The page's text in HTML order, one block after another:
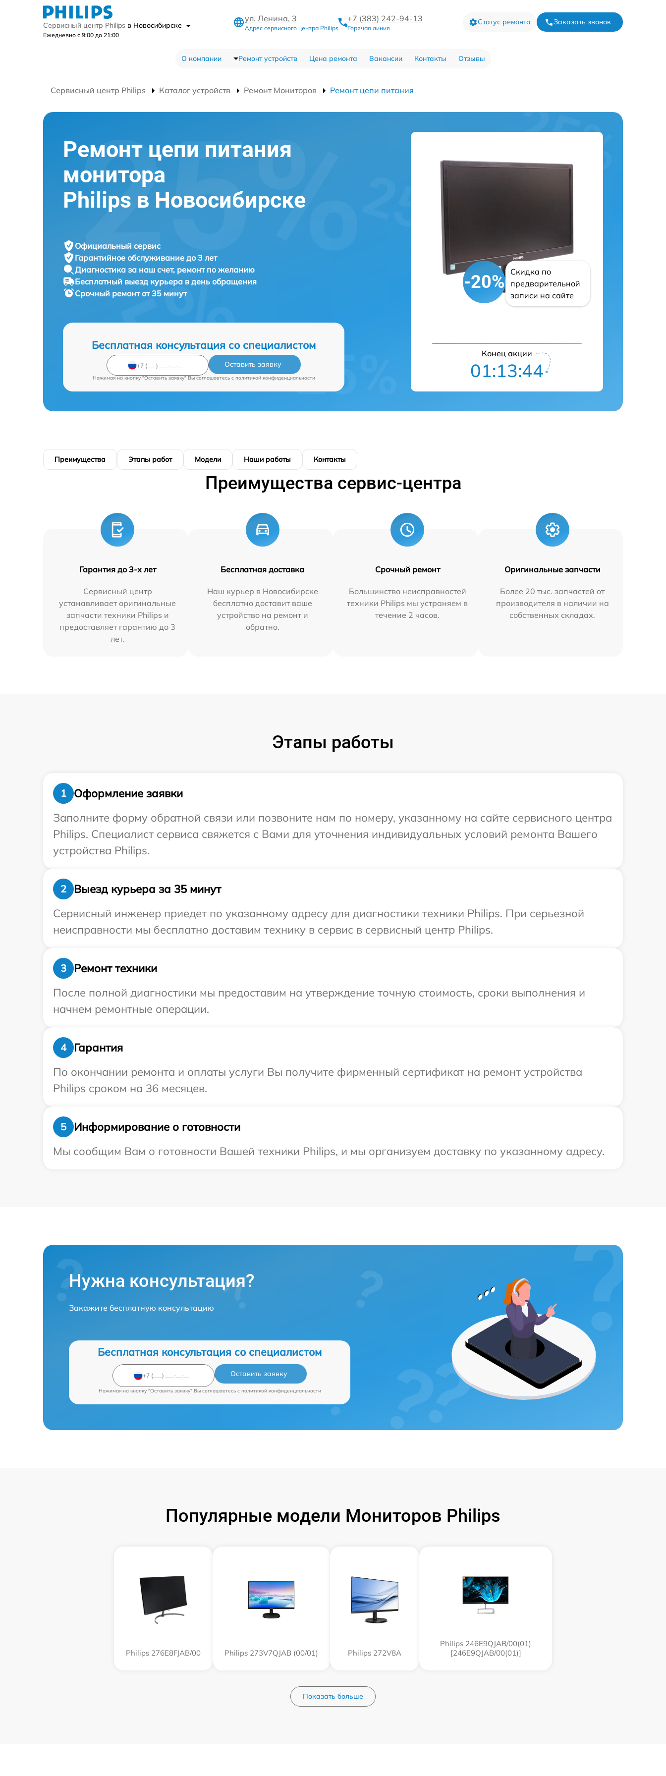
Сервисный центр Philips в Новосибирске
Ежедневно с 9:00 до 21:00
ул. Ленина, 3
Адрес сервисного центра Philips
+7 (383) 242-94-13
Горячая линия
Статус ремонта Заказать звонок
О компании Ремонт устройств Цена ремонта Вакансии Контакты Отзывы
Сервисный центр Philips Каталог устройств Ремонт Мониторов Ремонт цепи питания
Ремонт цепи питания
монитора
Philips в Новосибирске
Официальный сервис
Гарантийное обслуживание до 3 лет
Диагностика за наш счет, ремонт по желанию
Бесплатный выезд курьера в день обращения
Срочный ремонтот 35 минут
Бесплатная консультация со специалистом
Оставить заявку
Нажимая на кнопку "Оставить заявку" Вы соглашаетесь c политикой конфиденциальности
-20%
Скидка по
предварительной
записи на сайте
Конец акции
01:13:43
Преимущества Этапы работ Модели Наши работы Контакты
Преимущества сервис-центра
Гарантия до 3-х лет
Сервисный центр
устанавливает оригинальные
запчасти техники Philips и
предоставляет гарантию до 3
лет.
Бесплатная доставка
Наш курьер в Новосибирске
бесплатно доставит ваше
устройство на ремонт и
обратно.
Срочный ремонт
Большинство неисправностей
техники Philips мы устраняем в
течение 2 часов.
Оригинальные запчасти
Более 20 тыс. запчастей от
производителя в наличии на
собственных складах.
Этапы работы
1
Оформление заявки
Заполните форму обратной связи или позвоните нам по номеру, указанному на сайте сервисного центра
Philips. Специалист сервиса свяжется с Вами для уточнения индивидуальных условий ремонта Вашего
устройства Philips.
2
Выезд курьера за 35 минут
Сервисный инженер приедет по указанному адресу для диагностики техники Philips. При серьезной
неисправности мы бесплатно доставим технику в сервис в сервисный центр Philips.
3
Ремонт техники
После полной диагностики мы предоставим на утверждение точную стоимость, сроки выполнения и
начнем ремонтные операции.
4
Гарантия
По окончании ремонта и оплаты услуги Вы получите фирменный сертификат на ремонт устройства
Philips сроком на 36 месяцев.
5
Информирование о готовности
Мы сообщим Вам о готовности Вашей техники Philips, и мы организуем доставку по указанному адресу.
Нужна консультация?
Закажите бесплатную консультацию
Бесплатная консультация со специалистом
Оставить заявку
Нажимая на кнопку "Оставить заявку" Вы соглашаетесь c политикой конфиденциальности
Популярные модели Мониторов Philips
Philips 276E8FJAB/00 Philips 273V7QJAB (00/01) Philips 272V8A
Philips 246E9QJAB/00(01)
[246E9QJAB/00(01)]
Показать больше